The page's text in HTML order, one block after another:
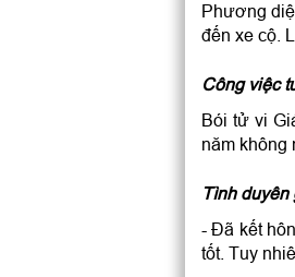
Phương
đến xe cộ.
Công việc
Bói tử vi
năm không
Tình duyên
- Đã kết
tốt. Tuy